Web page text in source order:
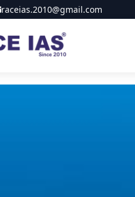
raceias.2010@gmail.com